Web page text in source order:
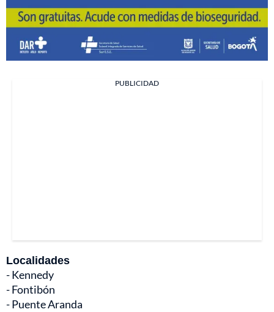
PUBLICIDAD
Localidades
- Kennedy
- Fontibón
- Puente Aranda